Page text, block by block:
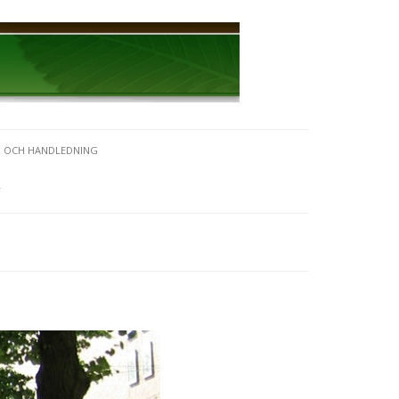
HANDLEDNING